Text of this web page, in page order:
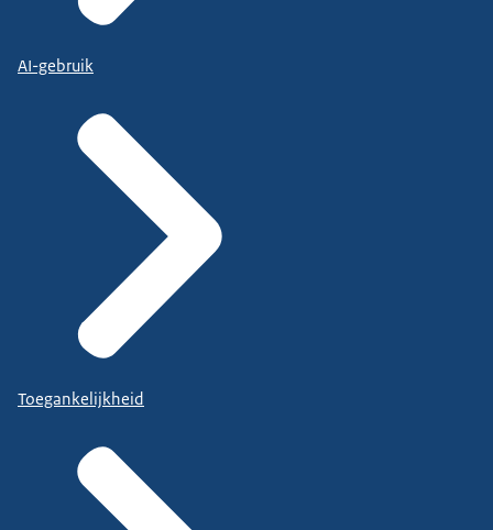
AI-gebruik
Toegankelijkheid